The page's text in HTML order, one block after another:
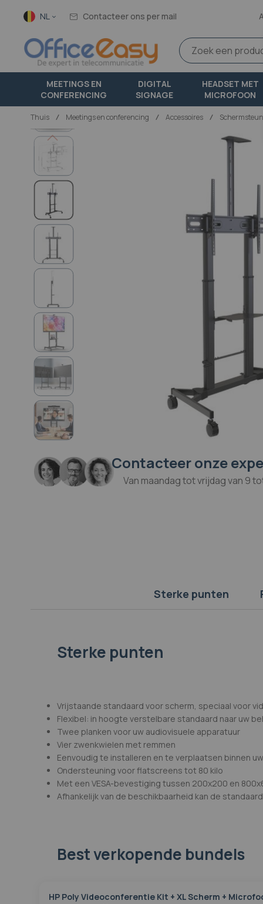
Taal NL Contacteer ons per mail
MEETINGS EN
CONFERENCING
DIGITAL
SIGNAGE
HEADSET MET
MICROFOON
Thuis meetings en conferencing Accessoires
Ga
einde
van
afbeeldingen-
gallerij
Ga
naar
het
Contacteer onze
Van maandag tot vrijdag van 9
Sterke punten
Sterke punten
Vrijstaande standaard voor scherm, speciaal voor
Flexibel: in hoogte verstelbare standaard naar uw
Twee planken voor uw audiovisuele apparatuur
Vier zwenkwielen met remmen
Eenvoudig te installeren en te verplaatsen binnen
Ondersteuning voor flatscreens tot 80 kilo
Met een VESA-bevestiging tussen 200x200 en
Afhankelijk van de beschikbaarheid kan de
Best verkopende bundels
HP Poly Videoconferentie Kit + XL Scherm +